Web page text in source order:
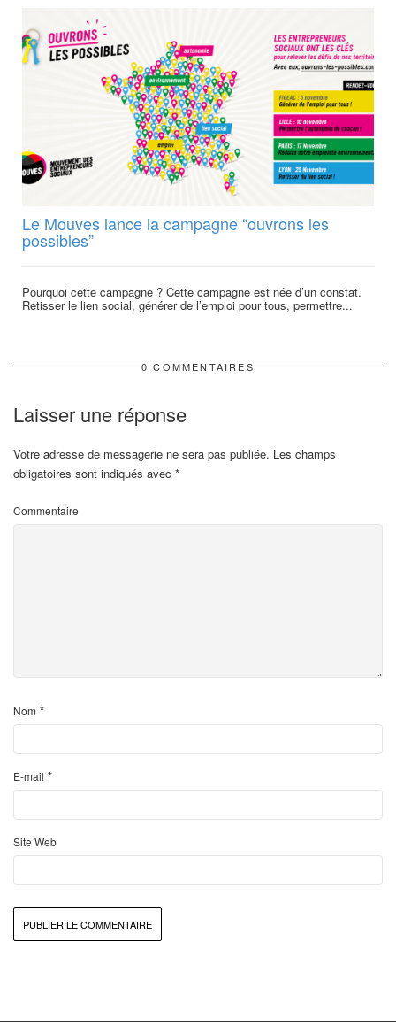
Le Mouves lance la campagne “ouvrons les
possibles”
Pourquoi cette campagne ? Cette campagne est née d’un constat.
Retisser le lien social, générer de l’emploi pour tous, permettre...
0 COMMENTAIRES
Laisser une réponse
Votre adresse de messagerie ne sera pas publiée. Les champs
obligatoires sont indiqués avec *
Commentaire
Nom *
E-mail *
Site Web